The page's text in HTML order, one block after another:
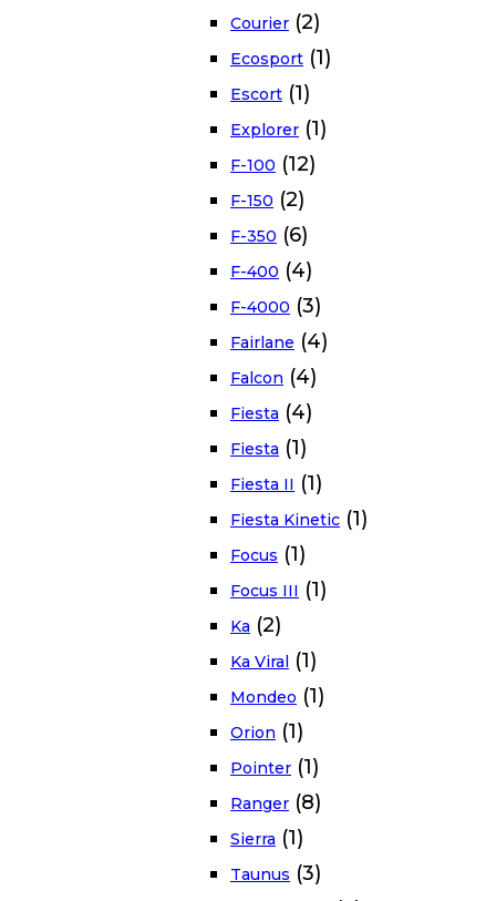
Courier (2)
Ecosport (1)
Escort (1)
Explorer (1)
F-100 (12)
F-150 (2)
F-350 (6)
F-400 (4)
F-4000 (3)
Fairlane (4)
Falcon (4)
Fiesta (4)
Fiesta (1)
Fiesta II (1)
Fiesta Kinetic (1)
Focus (1)
Focus III (1)
Ka (2)
Ka Viral (1)
Mondeo (1)
Orion (1)
Pointer (1)
Ranger (8)
Sierra (1)
Taunus (3)